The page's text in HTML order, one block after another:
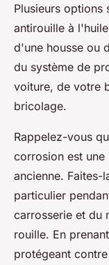
Plusieurs
antirouille à
d'une housse ou
du système de
voiture, de votre
bricolage.
Rappelez-vous
corrosion est
ancienne. Faites-
particulier
carrosserie et du
rouille. En
protégeant